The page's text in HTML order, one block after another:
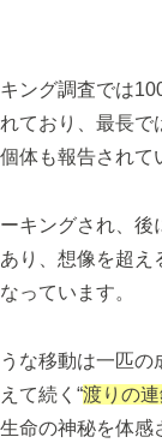
ング調査では
ており、最長で
体も報告されて
キングされ、後
り、想像を超え
っています。
な移動は一匹の
て続く“渡りの連
命の神秘を体感